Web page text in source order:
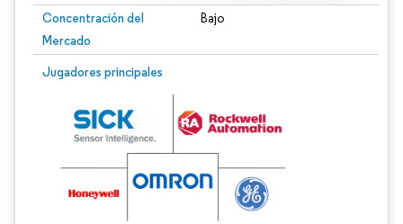
Concentración del
Mercado
Bajo
Jugadores principales